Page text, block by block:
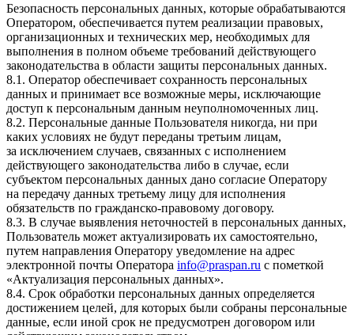
Безопасность персональных данных, которые обрабатываются
Оператором, обеспечивается путем реализации правовых,
организационных и технических мер, необходимых для
выполнения в полном объеме требований действующего
законодательства в области защиты персональных данных.
8.1. Оператор обеспечивает сохранность персональных
данных и принимает все возможные меры, исключающие
доступ к персональным данным неуполномоченных лиц.
8.2. Персональные данные Пользователя никогда, ни при
каких условиях не будут переданы третьим лицам,
за исключением случаев, связанных с исполнением
действующего законодательства либо в случае, если
субъектом персональных данных дано согласие Оператору
на передачу данных третьему лицу для исполнения
обязательств по гражданско-правовому договору.
8.3. В случае выявления неточностей в персональных данных,
Пользователь может актуализировать их самостоятельно,
путем направления Оператору уведомление на адрес
электронной почты Оператора info@praspan.ru с пометкой
«Актуализация персональных данных».
8.4. Срок обработки персональных данных определяется
достижением целей, для которых были собраны персональные
данные, если иной срок не предусмотрен договором или